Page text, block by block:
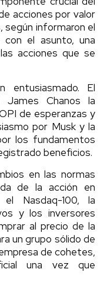
acciones por valor
según informaron el
con el asunto, una
acciones que se
El
Chanos la
de esperanzas y
por Musk y la
los fundamentos
beneficios.
en las normas
de la acción en
Nasdaq-100, la
y los inversores
al precio de la
un grupo sólido de
de cohetes,
una vez que